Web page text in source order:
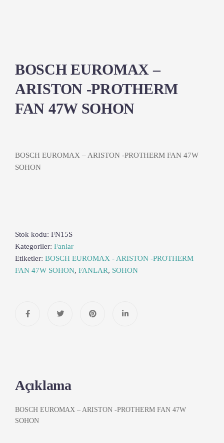
BOSCH EUROMAX –
ARISTON -PROTHERM
FAN 47W SOHON
BOSCH EUROMAX – ARISTON -PROTHERM FAN 47W
SOHON
Stok kodu: FN15S
Kategoriler: Fanlar
Etiketler: BOSCH EUROMAX - ARISTON -PROTHERM
FAN 47W SOHON, FANLAR, SOHON
Açıklama
BOSCH EUROMAX – ARISTON -PROTHERM FAN 47W
SOHON